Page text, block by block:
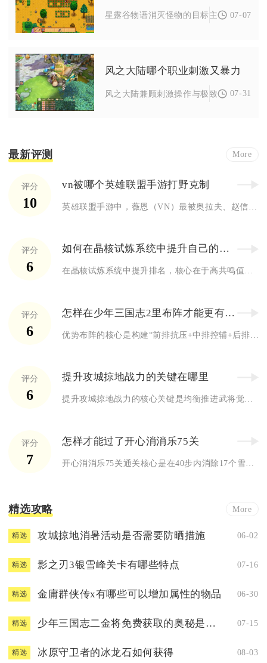
星露谷物语消灭怪物的目标主要分为冒险
07-07
风之大陆哪个职业刺激又暴力
风之大陆兼顾刺激操作与极致暴力输出的
07-31
最新评测 More
评分
10
vn被哪个英雄联盟手游打野克制
评分
6
如何在晶核试炼系统中提升自己的排名
在晶核试炼系统中提升排名，核心在于高共鸣值的阵容搭配、极限输...
评分
6
怎样在少年三国志2里布阵才能更有优势
评分
6
提升攻城掠地战力的关键在哪里
提升攻城掠地战力的核心关键是均衡推进武将觉醒、装备套装、珍宝...
评分
7
怎样才能过了开心消消乐75关
精选攻略 More
精选 攻城掠地消暑活动是否需要防晒措施 06-02
精选 影之刃3银雪峰关卡有哪些特点 07-16
精选 金庸群侠传x有哪些可以增加属性的物品 06-30
精选 少年三国志二金将免费获取的奥秘是什么 07-15
精选 冰原守卫者的冰龙石如何获得 08-03